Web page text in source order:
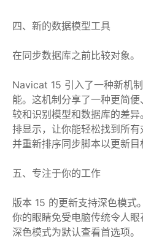
四、新的数据模型工具
在同步数据库之前比较对象。
Navicat 15 引入了一种新机
能。这机制分享了一种更简
较和识别模型和数据库的差
排显示，让你能轻松找到所
并重新排序同步脚本以更新目
五、专注于你的工作
版本 15 的更新支持深色模式
你的眼睛免受电脑传统令人
深色模式为默认查看首选项。